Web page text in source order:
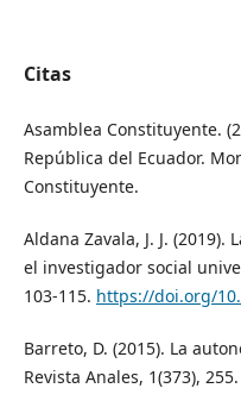
Citas
Asamblea Constituyente.
República del Ecuador.
Constituyente.
Aldana Zavala, J. J.
el investigador social
103-115. https://doi.org/
Barreto, D. (2015). La
Revista Anales, 1(373), 255.